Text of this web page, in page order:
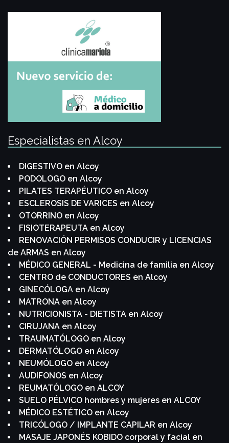
Especialistas en Alcoy
DIGESTIVO en Alcoy
PODOLOGO en Alcoy
PILATES TERAPÉUTICO en Alcoy
ESCLEROSIS DE VARICES en Alcoy
OTORRINO en Alcoy
FISIOTERAPEUTA en Alcoy
RENOVACIÓN PERMISOS CONDUCIR y LICENCIAS
de ARMAS en Alcoy
MÉDICO GENERAL - Medicina de familia en Alcoy
CENTRO de CONDUCTORES en Alcoy
GINECÓLOGA en Alcoy
MATRONA en Alcoy
NUTRICIONISTA - DIETISTA en Alcoy
CIRUJANA en Alcoy
TRAUMATÓLOGO en Alcoy
DERMATÓLOGO en Alcoy
NEUMÓLOGO en Alcoy
AUDIFONOS en Alcoy
REUMATÓLOGO en ALCOY
SUELO PÉLVICO hombres y mujeres en ALCOY
MÉDICO ESTÉTICO en Alcoy
TRICÓLOGO / IMPLANTE CAPILAR en Alcoy
MASAJE JAPONÉS KOBIDO corporal y facial en